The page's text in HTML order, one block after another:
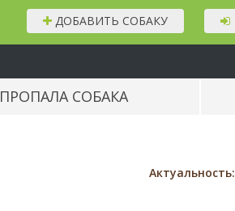
ДОБАВИТЬ СОБАКУ
ПРОПАЛА СОБАКА
Актуальность: